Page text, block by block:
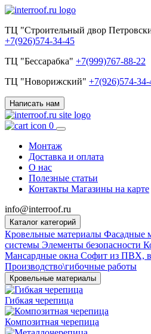
ТЦ "Строительный двор
+7(926)574-34-45
ТЦ "Бессарабка" +7(999)767-88-22
ТЦ "Новорижский" +7(926)574-34-
Написать нам
0
Монтаж
Доставка и оплата
О нас
Полезные статьи
Контакты Магазины на карте
info@interroof.ru
Каталог категорий
Кровельные материалы Фасадные
системы Элементы безопасности
Мансардные окна Софит из ПВХ,
Производство\гибочные работы
Кровельные материалы
Гибкая черепица
Композитная черепица